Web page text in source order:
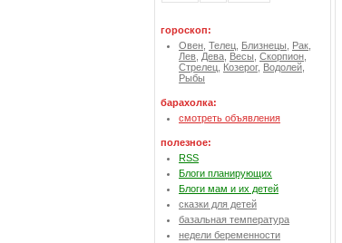
гороскоп:
Овен Телец Близнецы Рак
Лев Дева Весы Скорпион
Стрелец Козерог, Водолей
Рыбы
барахолка:
смотреть объявления
полезное:
RSS
Блоги планирующих
Блоги мам и их детей
сказки для детей
базальная температура
недели беременности